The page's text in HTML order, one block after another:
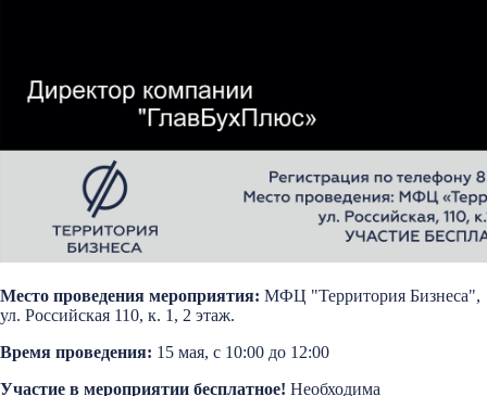
Место проведения мероприятия: МФЦ "Территория Бизнеса",
ул. Российская 110, к. 1, 2 этаж.
Время проведения: 15 мая, с 10:00 до 12:00
Участие в мероприятии бесплатное! Необходима